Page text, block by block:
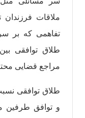
ملاقات فرزندان
تفاهمی که بر
طلاق توافقی
مراجع قضایی
طلاق توافقی
و توافق طرفین